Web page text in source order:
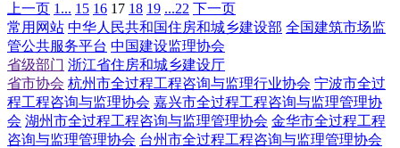
上一页 1... 15 16 17 18 19 ...22 下一页
常用网站 中华人民共和国住房和城乡建设部 全国建筑市场监
管公共服务平台 中国建设监理协会
省级部门 浙江省住房和城乡建设厅
省市协会 杭州市全过程工程咨询与监理行业协会 宁波市全过
程工程咨询与监理协会 嘉兴市全过程工程咨询与监理管理协
会 湖州市全过程工程咨询与监理管理协会 金华市全过程工程
咨询与监理管理协会 台州市全过程工程咨询与监理管理协会